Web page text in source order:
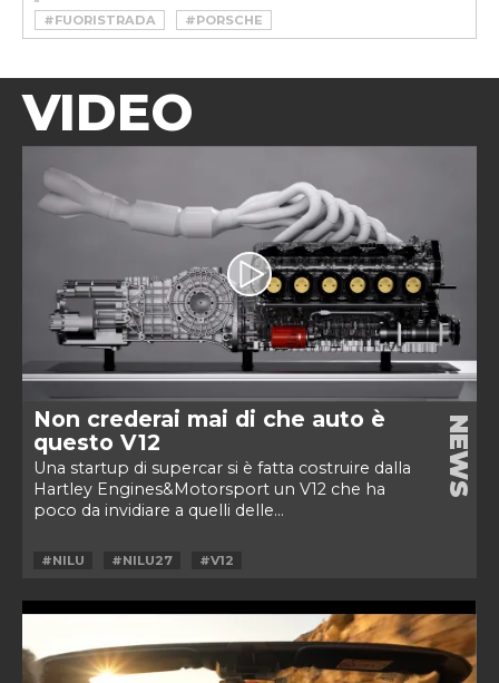
#FUORISTRADA #PORSCHE
VIDEO
Non crederai mai di che auto è
questo V12
Una startup di supercar si è fatta costruire dalla
Hartley Engines&Motorsport un V12 che ha
poco da invidiare a quelli delle...
NEWS
#NILU #NILU27 #V12